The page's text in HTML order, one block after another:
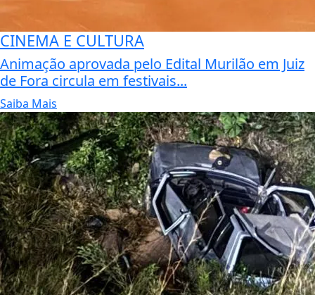
CINEMA E CULTURA
Animação aprovada pelo Edital Murilão em Juiz
de Fora circula em festivais...
Saiba Mais